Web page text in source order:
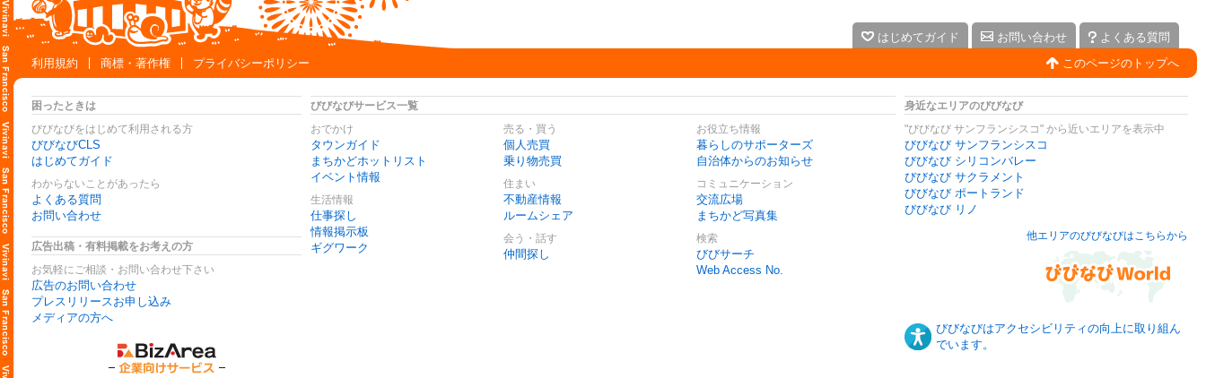
はじめてガイド お問い合わせ
よくある質問
利用規約
商標・著作権 プライバシーポリシー このページのトップへ
困ったときは
びびなびをはじめて利用される方
びびなびCLS
はじめてガイド
わからないことがあったら
よくある質問
お問い合わせ
広告出稿・有料掲載をお考えの方
お気軽にご相談・お問い合わせ下さい
広告のお問い合わせ
プレスリリースお申し込み
メディアの方へ
びびなびサービス一覧
おでかけ
タウンガイド
まちかどホットリスト
イベント情報
生活情報
仕事探し
情報掲示板
ギグワーク
売る・買う
個人売買
乗り物売買
住まい
不動産情報
ルームシェア
会う・話す
仲間探し
お役立ち情報
暮らしのサポーターズ
自治体からのお知らせ
コミュニケーション
交流広場
まちかど写真集
検索
びびサーチ
Web Access No.
身近なエリアのびびなび
"びびなび サンフランシスコ" から近いエリアを表示中
びびなび サンフランシスコ
びびなび シリコンバレー
びびなび サクラメント
びびなび ポートランド
びびなび リノ
他エリアのびびなびはこちらから
びびなびはアクセシビリティの向上に取り組ん
でいます。